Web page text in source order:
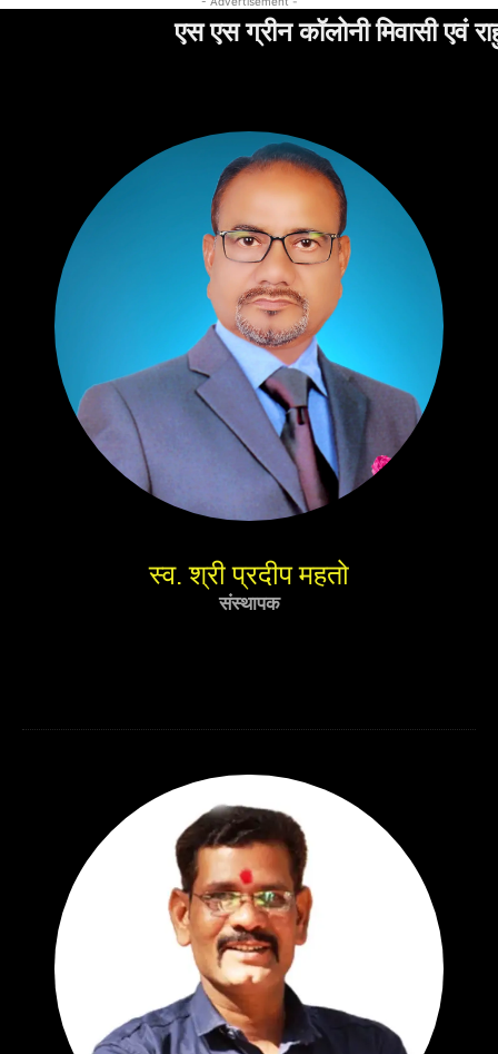
स्व. श्री प्रदीप महतो
संस्थापक